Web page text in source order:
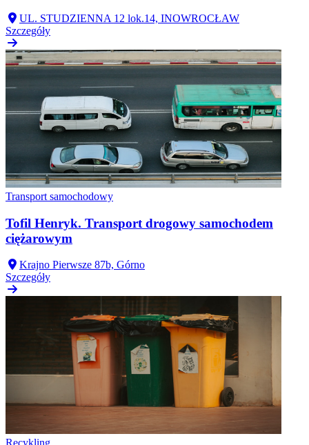
UL. STUDZIENNA 12 lok.14, INOWROCŁAW
Szczegóły
Transport samochodowy
Tofil Henryk. Transport drogowy samochodem
ciężarowym
Krajno Pierwsze 87b, Górno
Szczegóły